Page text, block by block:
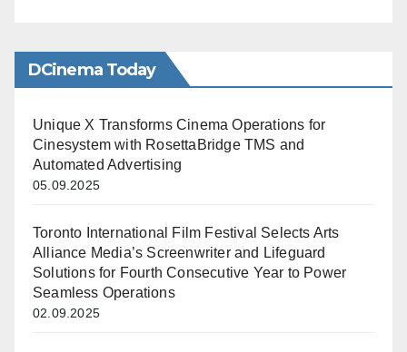
DCinema Today
Unique X Transforms Cinema Operations for
Cinesystem with RosettaBridge TMS and
Automated Advertising
05.09.2025
Toronto International Film Festival Selects Arts
Alliance Media’s Screenwriter and Lifeguard
Solutions for Fourth Consecutive Year to Power
Seamless Operations
02.09.2025